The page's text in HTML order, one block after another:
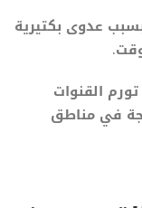
عدوى بكتيرية
القنوات
في مناطق